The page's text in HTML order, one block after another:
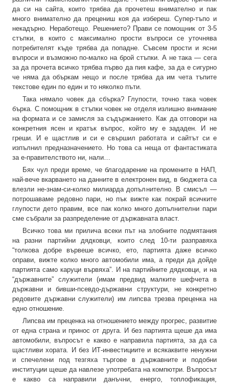
да си на сайта, които трябва да прочетеш внимателно и пак
много внимателно да прецениш коя да избереш. Супер-тъпо и
некадърно. Неработещо. Решението? Прави се помощник от 3-5
стъпки, в които с максимално прости въпроси се уточнява
потребителят къде трябва да попадне. Съвсем прости и ясни
въпроси и възможно по-малко на брой стъпки. А не така — сега
за да прочета всичко трябва първо да пия кафе, за да е сигурно
че няма да объркам нещо и после трябва да им чета тъпите
текстове един по един и то няколко пъти.
Така нямало човек да сбърка? Глупости, точно така човек
бърка. С помощник в стъпки човек не отделя излишно внимание
на формата и се замисля за съдържанието. Как да отговори на
конкретния ясен и кратък въпрос, който му е зададен. И не
греши. И е щастлив и си е свършил работата и сайтът си е
изпълнил предназначението. Но това са неща от фантастиката
за е-правителството ни, нали…
Бях чул преди време, че благодарение на промените в НАП,
най-вече вкарването на данните в електронен вид, в бюджета са
влезли не-знам-си-колко милиарда допълнително. В смисъл —
потрошаваме редовно пари, но пък вижте как покрай всичките
глупости дето правим, все пак колко много допълнителни пари
сме събрали за разпределение от държавната власт.
Всичко това ми прилича всеки път на злобните подмятания
на разни партийни дядковци, които след 10-ти разправяха
“толкова добре вървеше всичко, ето, партията даже всичко
оправи, вижте колко много автомобили има, а преди да дойде
партията само каруци вървяха”. И на партийните дядковци, и на
“държавните” служители (имам предвид малките шефчета в
държавни и бивши-псевдо-държавни структури, не конкретно
редовите държавни служители) им липсва трезва преценка на
едно отношение.
Липсва им преценка на отношението между прогрес, развитие
от една страна и принос от друга. И без партията щеше да има
автомобили, въпросът е какво е направила партията, за да са
щастливи хората. И без ИТ-инвестициите и всякаквите ненужни
и спечелени под тезгяха търгове в държавните и подобни
институции щеше да навлезе употребата на компютри. Въпросът
е какво са направили данъчни, енерго, топлофикация,